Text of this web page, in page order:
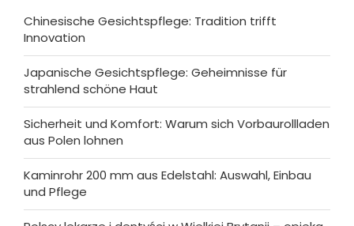
Chinesische Gesichtspflege: Tradition trifft
Innovation
Japanische Gesichtspflege: Geheimnisse für
strahlend schöne Haut
Sicherheit und Komfort: Warum sich Vorbaurollladen
aus Polen lohnen
Kaminrohr 200 mm aus Edelstahl: Auswahl, Einbau
und Pflege